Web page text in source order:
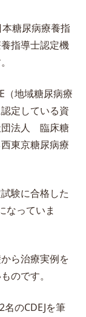
本糖尿病療養指
指導士認定機
（地域糖尿病療
定している資
団法人 臨床糖
東京糖尿病療
験に合格した
なっていま
ら治療実例を
のです。
名のCDEJを筆